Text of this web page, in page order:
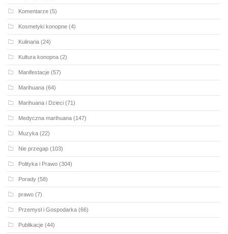
Komentarze (5)
Kosmetyki konopne (4)
Kulinaria (24)
Kultura konopna (2)
Manifestacje (57)
Marihuana (64)
Marihuana i Dzieci (71)
Medyczna marihuana (147)
Muzyka (22)
Nie przegap (103)
Polityka i Prawo (304)
Porady (58)
prawo (7)
Przemysł i Gospodarka (66)
Publikacje (44)